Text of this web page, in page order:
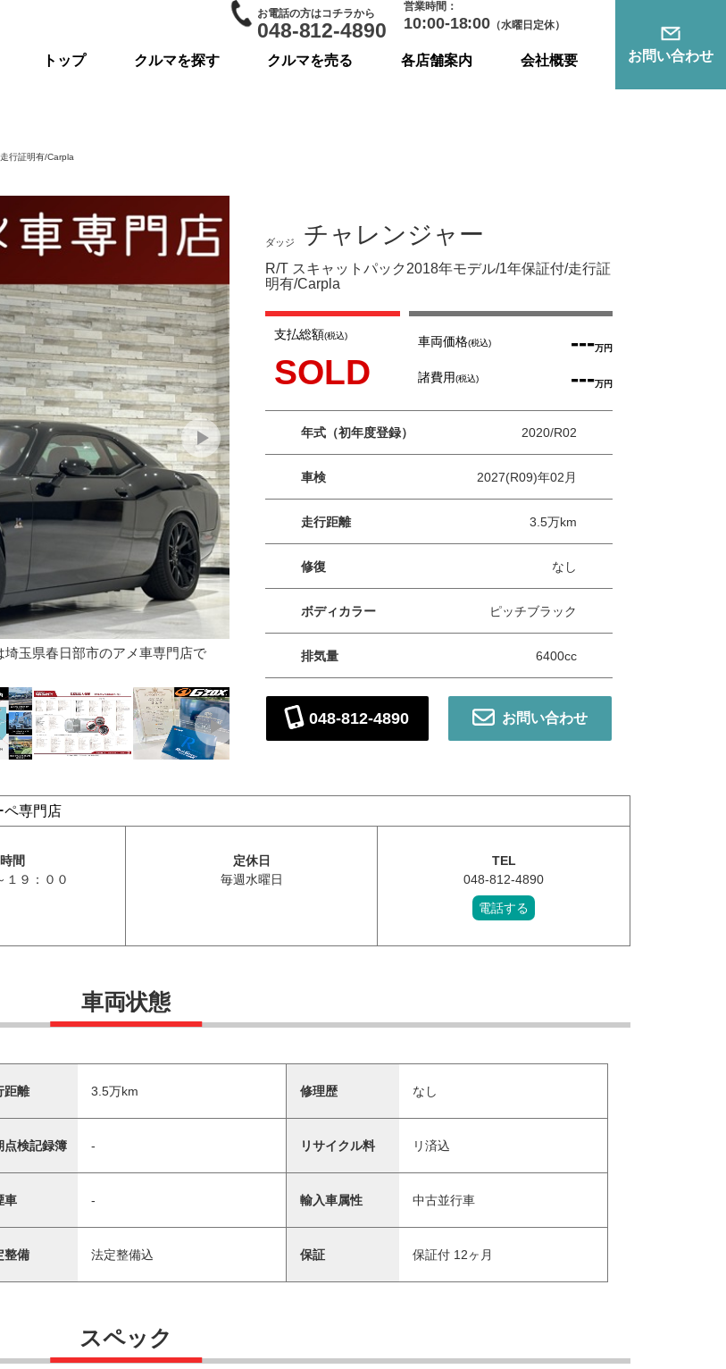
お電話の方はコチラから
048-812-4890
営業時間：
10:00-18:00 （水曜日定休）
トップ クルマを探す クルマを売る 各店舗案内 会社概要 お問い合わせ
行証明有/Carpla
玉県春日部市のアメ車専門店で
【陸送費用キャンペーン】ご好評につき再度開催！！陸送費用を抑えて購入で
ダッジ チャレンジャー
R/T スキャットパック2018年モデル/1年保証付/走行証
明有/Carpla
支払総額(税込)
SOLD
車両価格(税込) ---万円
諸費用(税込) ---万円
年式（初年度登録） 2020/R02
車検 2027(R09)年02月
走行距離 3.5万km
修復 なし
ボディカラー ピッチブラック
排気量 6400cc
048-812-4890 お問い合わせ
専門店
間
１９：００
定休日
毎週水曜日
TEL
048-812-4890
電話する
車両状態
距離 3.5万km 修理歴 なし
点検記録簿 - リサイクル料 リ済込
車 - 輸入車属性 中古並行車
整備 法定整備込 保証 保証付 12ヶ月
スペック